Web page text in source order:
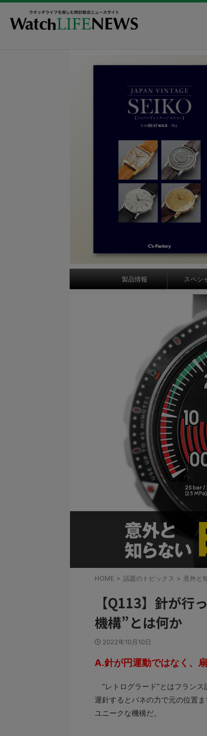
製品情報 スペシ
HOME > 話題のトピックス > 意外と
【Q113】針が行
機構”とは何か
2022年10月10日
A.針が円運動ではなく、
“レトログラード”とはフランス
運針するとバネの力で元の位置
ユニークな機構だ。